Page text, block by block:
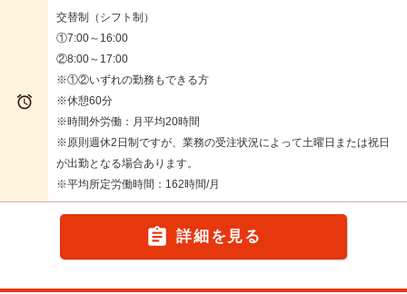

交替制（シフト制）
①7:00～16:00
②8:00～17:00
※①②いずれの勤務もできる方
※休憩60分
※時間外労働：月平均20時間
※原則週休2日制ですが、業務の受注状況によって土曜日または祝日
が出勤となる場合あります。
※平均所定労働時間：162時間/月
 詳細を見る